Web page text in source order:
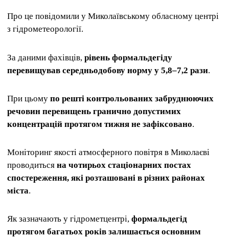
Про це повідомили у Миколаївському обласному центрі
з гідрометеорології.
За даними фахівців, рівень формальдегіду
перевищував середньодобову норму у 5,8–7,2 рази.
При цьому по решті контрольованих забруднюючих
речовин перевищень гранично допустимих
концентрацій протягом тижня не зафіксовано.
Моніторинг якості атмосферного повітря в Миколаєві
проводиться на чотирьох стаціонарних постах
спостереження, які розташовані в різних районах
міста.
Як зазначають у гідрометцентрі, формальдегід
протягом багатьох років залишається основним